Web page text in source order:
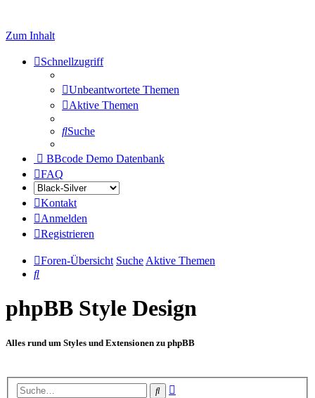
Zum Inhalt
Schnellzugriff
Unbeantwortete Themen
Aktive Themen
Suche
BBcode Demo Datenbank
FAQ
Kontakt
Anmelden
Registrieren
Foren-Übersicht Suche Aktive Themen
Suche
phpBB Style Design
Alles rund um Styles und Extensionen zu phpBB
Suche